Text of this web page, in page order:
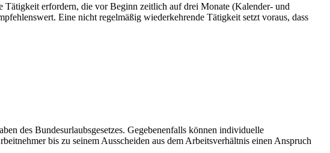
Tätigkeit erfordern, die vor Beginn zeitlich auf drei Monate (Kalender- und
Eine nicht regelmäßig wiederkehrende Tätigkeit setzt voraus, dass
des Bundesurlaubsgesetzes. Gegebenenfalls können individuelle
bis zu seinem Ausscheiden aus dem Arbeitsverhältnis einen Anspruch